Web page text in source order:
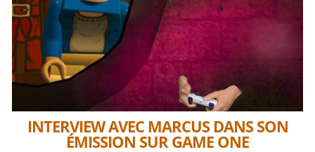
INTERVIEW AVEC MARCUS DANS SON
ÉMISSION SUR GAME ONE